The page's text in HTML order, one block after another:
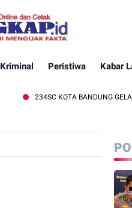
Kriminal Peristiwa Kabar
234SC KOTA BANDUNG GELAR